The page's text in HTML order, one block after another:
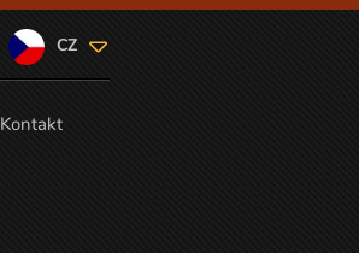
CZ
Kontakt